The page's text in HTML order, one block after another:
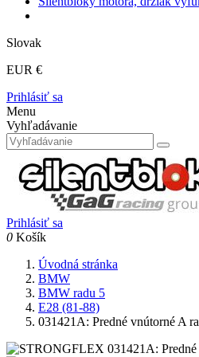
Slovak
EUR €
Prihlásiť sa
Menu
Vyhľadávanie
Prihlásiť sa
0 Košík
Úvodná stránka
BMW
BMW radu 5
E28 (81-88)
031421A: Predné vnútorné A